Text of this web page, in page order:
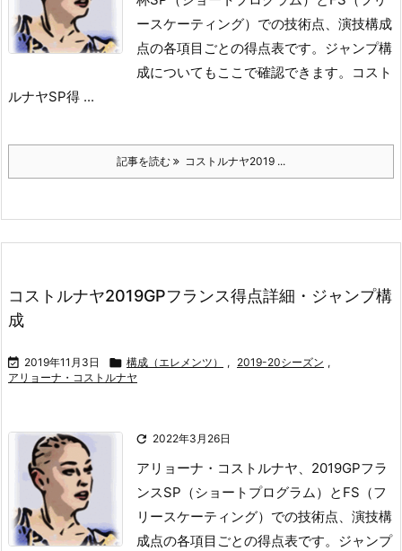
ースケーティング）での技術点、演技構成
点の各項目ごとの得点表です。 ジャンプ構
成についてもここで確認できます。
コスト
ルナヤSP得 ...
記事を読む コストルナヤ2019 ...
コストルナヤ2019GPフランス得点詳細・ジャンプ構
成
 2019年11月3日  構成（エレメンツ） , 2019-20シーズン ,
アリョーナ・コストルナヤ
 2022年3月26日
アリョーナ・コストルナヤ、2019GPフラ
ンスSP（ショートプログラム）とFS（フ
リースケーティング）での技術点、演技構
成点の各項目ごとの得点表です。 ジャンプ